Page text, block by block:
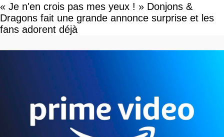
« Je n'en crois pas mes yeux ! » Donjons &
Dragons fait une grande annonce surprise et les
fans adorent déjà